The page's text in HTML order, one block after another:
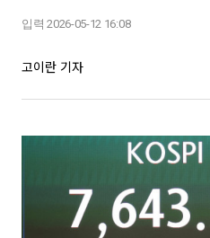
입력 2026-05-12 16:08
고이란 기자